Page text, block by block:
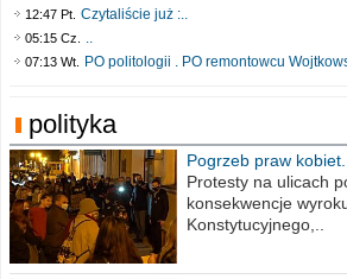
12:47 Pt. Czytaliście już :..
05:15 Cz. ..
07:13 Wt. PO politologii . PO remontowcu
polityka
Pogrzeb praw
poselskim PiS
Protesty na ulicach
konsekwencje
Konstytucyjnego,..